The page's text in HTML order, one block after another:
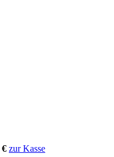
€ zur Kasse